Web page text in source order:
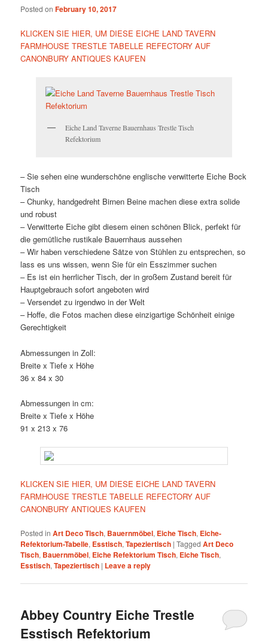
Posted onFebruary 10, 2017
KLICKEN SIE HIER, UM DIESE EICHE LAND TAVERN
FARMHOUSE TRESTLE TABELLE REFECTORY AUF
CANONBURY ANTIQUES KAUFEN
Eiche Land Taverne Bauernhaus Trestle Tisch
Refektorium
– Sie sehen eine wunderschöne englische verwitterte Eiche Bock
Tisch
– Chunky, handgedreht Birnen Beine machen diese extra solide
und robust
– Verwitterte Eiche gibt diesem einen schönen Blick, perfekt für
die gemütliche rustikale Bauernhaus aussehen
– Wir haben verschiedene Sätze von Stühlen zu entsprechen, so
lass es uns wissen, wenn Sie für ein Esszimmer suchen
– Es ist ein herrlicher Tisch, der in großem Zustand bereit für
Hauptgebrauch sofort angeboten wird
– Versendet zu irgendwo in der Welt
– Hoffe, die Fotos machen diese einzigartige Schönheit einige
Gerechtigkeit
Abmessungen in Zoll:
Breite x Tiefe x Höhe
36 x 84 x 30
Abmessungen in cm:
Breite x Tiefe x Höhe
91 x 213 x 76
KLICKEN SIE HIER, UM DIESE EICHE LAND TAVERN
FARMHOUSE TRESTLE TABELLE REFECTORY AUF
CANONBURY ANTIQUES KAUFEN
Posted in Art Deco Tisch, Bauernmöbel, Eiche Tisch, Eiche-
Refektorium-Tabelle, Esstisch,Tapeziertisch |Tagged Art Deco
Tisch, Bauernmöbel, Eiche Refektorium Tisch, Eiche Tisch,
Esstisch,Tapeziertisch | Leave a reply
Abbey Country Eiche Trestle
Esstisch Refektorium